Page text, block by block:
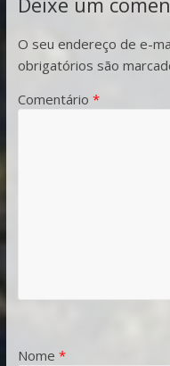
O seu endereço de e-
obrigatórios são
Comentário *
Nome *